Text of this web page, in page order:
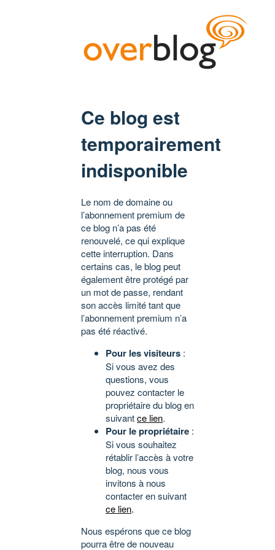
Ce blog est
temporairement
indisponible
Le nom de domaine ou
l’abonnement premium de
ce blog n’a pas été
renouvelé, ce qui explique
cette interruption. Dans
certains cas, le blog peut
également être protégé par
un mot de passe, rendant
son accès limité tant que
l’abonnement premium n’a
pas été réactivé.
Pour les visiteurs :
Si vous avez des
questions, vous
pouvez contacter le
propriétaire du blog en
suivantce lien.
Pour le propriétaire :
Si vous souhaitez
rétablir l’accès à votre
blog, nous vous
invitons à nous
contacter en suivant
ce lien.
Nous espérons que ce blog
pourra être de nouveau